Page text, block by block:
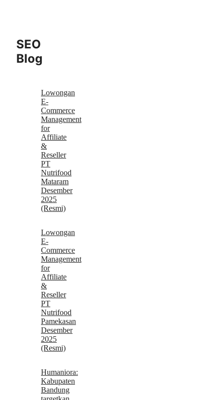
SEO
Blog
Lowongan
E-
Commerce
Management
for
Affiliate
&
Reseller
PT
Nutrifood
Mataram
Desember
2025
(Resmi)
Lowongan
E-
Commerce
Management
for
Affiliate
&
Reseller
PT
Nutrifood
Pamekasan
Desember
2025
(Resmi)
Humaniora:
Kabupaten
Bandung